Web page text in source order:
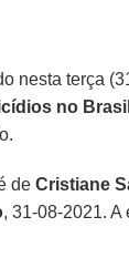
nesta terça
no Brasil
deCristiane
, 31-08-2021.